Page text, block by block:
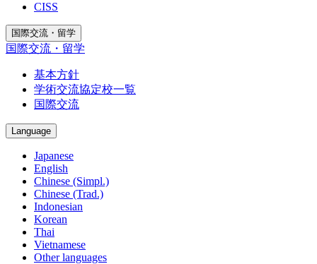
CISS
国際交流・留学
国際交流・留学
基本方針
学術交流協定校一覧
国際交流
Language
Japanese
English
Chinese (Simpl.)
Chinese (Trad.)
Indonesian
Korean
Thai
Vietnamese
Other languages